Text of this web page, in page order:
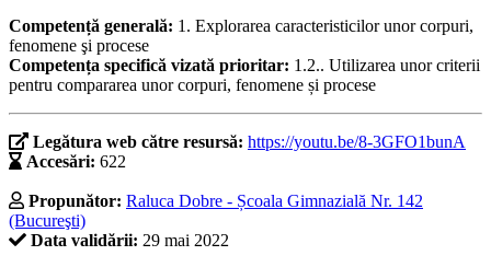
Competență generală: 1. Explorarea caracteristicilor unor corpuri,
fenomene şi procese
Competența specifică vizată prioritar: 1.2.. Utilizarea unor criterii
pentru compararea unor corpuri, fenomene și procese
Legătura web către resursă: https://youtu.be/8-3GFO1bunA
Accesări: 622
Propunător: Raluca Dobre - Școala Gimnazială Nr. 142
(Bucureşti)
Data validării: 29 mai 2022